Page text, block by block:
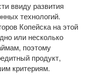
ввиду развития
технологий.
Копейска на этой
или несколько
поэтому
продукт,
критериям.